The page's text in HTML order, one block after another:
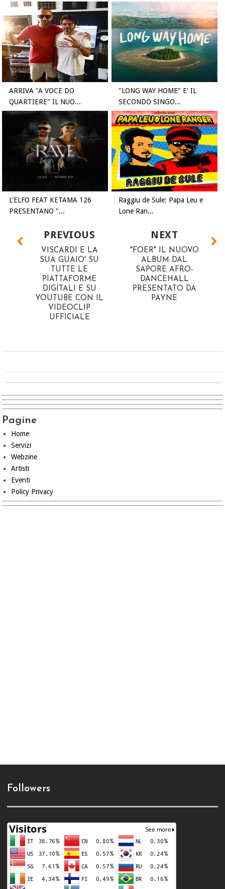
ARRIVA "A VOCE DO
QUARTIERE" IL NUO...
"LONG WAY HOME" E' IL
SECONDO SINGO...
L'ELFO FEAT KETAMA 126
PRESENTANO "...
Raggiu de Sule: Papa Leu e
Lone Ran...
NEXT
"FOER" IL NUOVO
ALBUM DAL
SAPORE AFRO-
DANCEHALL
PRESENTATO DA
PAYNE
PREVIOUS
VISCARDI E LA
SUA GUAIO' SU
TUTTE LE
PIATTAFORME
DIGITALI E SU
YOUTUBE CON IL
VIDEOCLIP
UFFICIALE
Pagine
Home
Servizi
Webzine
Artisti
Eventi
Policy Privacy
Followers